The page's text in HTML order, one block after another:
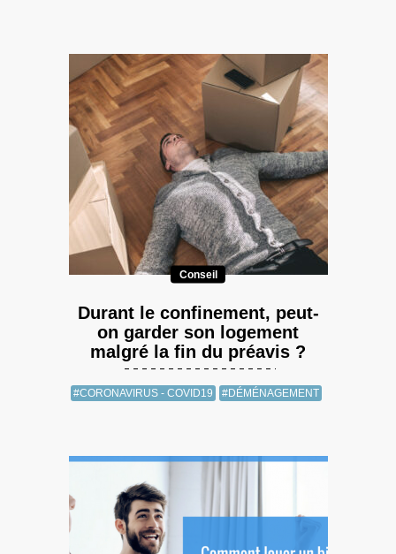
Conseil
Durant le confinement, peut-
on garder son logement
malgré la fin du préavis ?
#CORONAVIRUS - COVID19 #DÉMÉNAGEMENT